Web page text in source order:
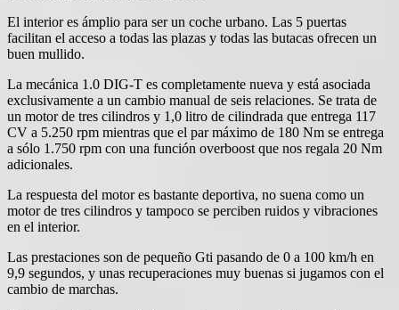
El interior es ámplio para ser un coche urbano. Las 5 puertas
facilitan el acceso a todas las plazas y todas las butacas ofrecen un
buen mullido.
La mecánica 1.0 DIG-T es completamente nueva y está asociada
exclusivamente a un cambio manual de seis relaciones. Se trata de
un motor de tres cilindros y 1,0 litro de cilindrada que entrega 117
CV a 5.250 rpm mientras que el par máximo de 180 Nm se entrega
a sólo 1.750 rpm con una función overboost que nos regala 20 Nm
adicionales.
La respuesta del motor es bastante deportiva, no suena como un
motor de tres cilindros y tampoco se perciben ruidos y vibraciones
en el interior.
Las prestaciones son de pequeño Gti pasando de 0 a 100 km/h en
9,9 segundos, y unas recuperaciones muy buenas si jugamos con el
cambio de marchas.